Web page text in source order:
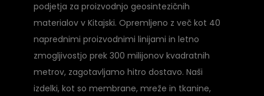
podjetja za proizvodnjo geosintezičnih
materialov v Kitajski. Opremljeno z več kot 40
naprednimi proizvodnimi linijami in letno
zmogljivostjo prek 300 milijonov kvadratnih
metrov, zagotavljamo hitro dostavo. Naši
izdelki, kot so membrane, mreže in tkanine,